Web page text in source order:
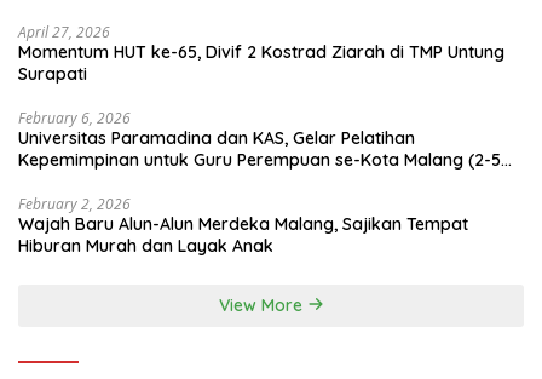
April 27, 2026
Momentum HUT ke-65, Divif 2 Kostrad Ziarah di TMP Untung
Surapati
February 6, 2026
Universitas Paramadina dan KAS, Gelar Pelatihan
Kepemimpinan untuk Guru Perempuan se-Kota Malang (2-5
February 2, 2026
Wajah Baru Alun-Alun Merdeka Malang, Sajikan Tempat
Hiburan Murah dan Layak Anak
View More